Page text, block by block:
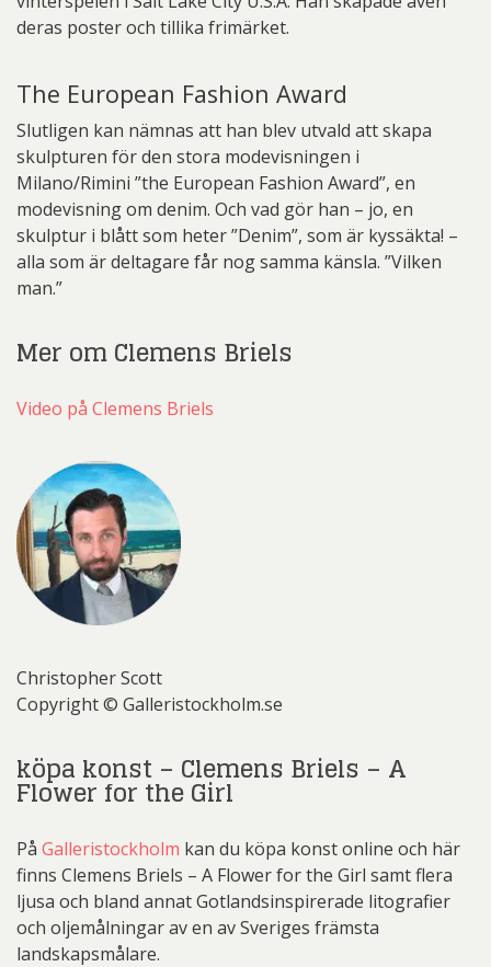
deras poster och tillika frimärket.
The European Fashion Award
Slutligen kan nämnas att han blev utvald att skapa
skulpturen för den stora modevisningen i
Milano/Rimini ”the European Fashion Award”, en
modevisning om denim. Och vad gör han – jo, en
skulptur i blått som heter ”Denim”, som är kyssäkta! –
alla som är deltagare får nog samma känsla. ”Vilken
man.”
Mer om Clemens Briels
Video på Clemens Briels
Christopher Scott
Copyright © Galleristockholm.se
köpa konst – Clemens Briels – A
Flower for the Girl
På Galleristockholm kan du köpa konst online och här
finns Clemens Briels – A Flower for the Girl samt flera
ljusa och bland annat Gotlandsinspirerade litografier
och oljemålningar av en av Sveriges främsta
landskapsmålare.